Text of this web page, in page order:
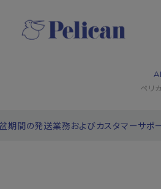
ペリ
盆期間の発送業務およびカスタマーサポ